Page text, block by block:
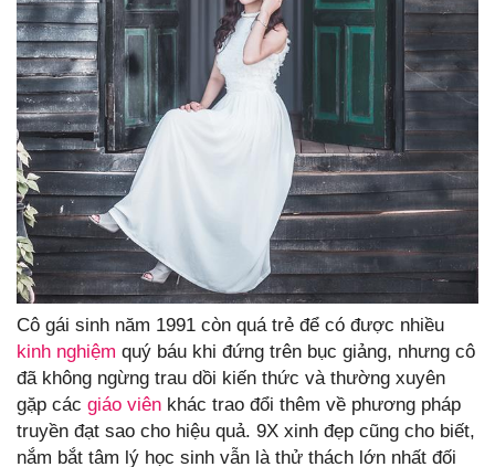
Cô gái sinh năm 1991 còn quá trẻ để có được nhiều
kinh nghiệm quý báu khi đứng trên bục giảng, nhưng cô
đã không ngừng trau dồi kiến thức và thường xuyên
gặp các giáo viên khác trao đổi thêm về phương pháp
truyền đạt sao cho hiệu quả. 9X xinh đẹp cũng cho biết,
nắm bắt tâm lý học sinh vẫn là thử thách lớn nhất đối